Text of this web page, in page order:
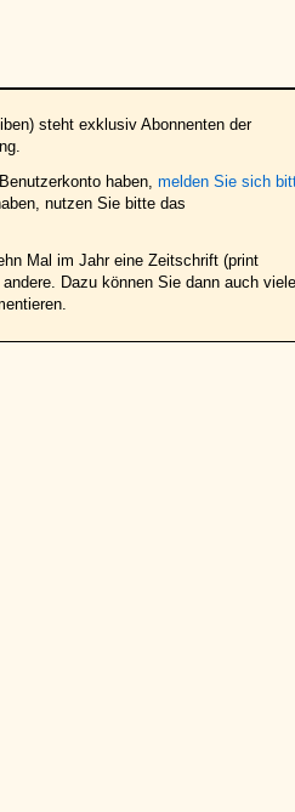
steht exklusiv Abonnenten der
haben, melden Sie sich
nutzen Sie bitte das
Mal im Jahr eine Zeitschrift (print
Dazu können Sie dann auch viele